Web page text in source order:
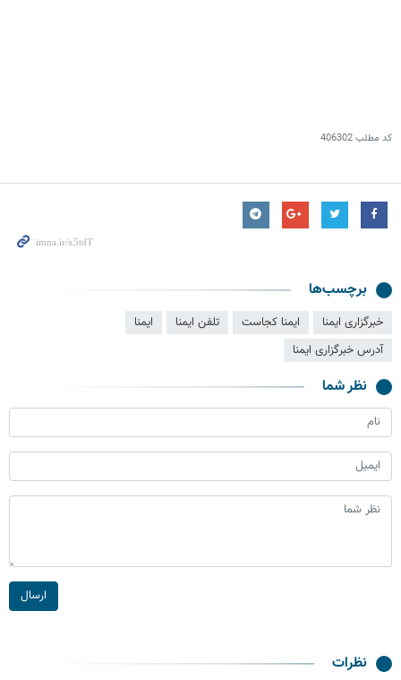
کد مطلب406302
برچسب‌ها
خبرگزاری ایمنا ایمنا کجاست تلفن ایمنا
ایمنا
آدرس خبرگزاری ایمنا
نظر شما
ارسال
نظرات